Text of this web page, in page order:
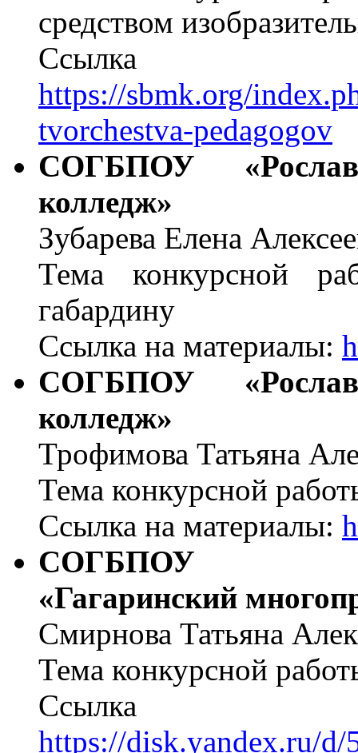
средством
Ссылка
https://sbmk.org/
tvorchestva-pedagogov
СОГБПОУ
колледж»
Зубарева Елена
Тема конкурсной
габардину
Ссылка на материалы:
СОГБПОУ
колледж»
Трофимова Татьяна
Тема конкурсной
Ссылка на материалы:
СОГБПОУ
«Гагаринский
Смирнова Татьяна
Тема конкурсной
Ссылка
https://disk.yandex.ru/